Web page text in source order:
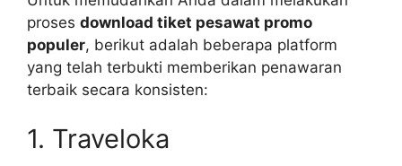
proses download tiket pesawat promo
populer, berikut adalah beberapa platform
yang telah terbukti memberikan penawaran
terbaik secara konsisten:
1. Traveloka